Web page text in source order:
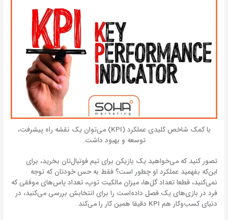
با کمک شاخص کلیدی عملکرد (KPI) می‌توان یک نقشه راه پیشرفت،
توسعه و بهبود داشت.
تصور کنید که می‌خواهید یک بازیکن برای تیم فوتبال‌تان بخرید، برای
این‌که بفهمید عملکرد او چطور است؟ فقط به حس خودتان که توجه
نمی‌کنید، قطعا تعداد گل‌ها، میزان مالکیت توپ، تعداد پاس‌های موفقی که
فرد در بازی‌های یک فصل داده‌است را برای انتخابش بررسی می‌کنید، در
دنیای کسب‌وکار هم KPI دقیقا همین کار را می‌کند.